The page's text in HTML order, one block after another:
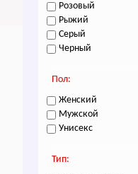
Розовый
Рыжий
Серый
Черный
Пол:
Женский
Мужской
Унисекс
Тип: